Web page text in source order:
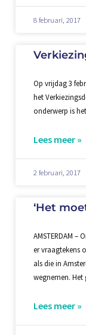
8 februari, 2017
Op vrijdag 3
het
onderwerp is
Lees meer »
2 februari, 2017
‘Het
AMSTERDAM
er vraagtekens
als die in
wegnemen.
Lees meer »